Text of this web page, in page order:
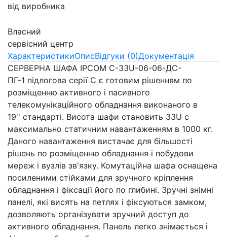
від виробника
Власний
сервісний центр
ХарактеристикиОписВідгуки (0)Документація
СЕРВЕРНА ШАФА IPCOM С-33U-06-06-ДС-
ПГ-1 підлогова серії С є готовим рішенням по
розміщенню активного і пасивного
телекомунікаційного обладнання виконаного в
19'' стандарті. Висота шафи становить 33U c
максимально статичним навантаженням в 1000 кг.
Даного навантаження вистачає для більшості
рішень по розміщенню обладнання і побудови
мереж і вузлів зв'язку. Комутаційна шафа оснащена
посиленими стійками для зручного кріплення
обладнання і фіксації його по глибині. Зручні знімні
панелі, які висять на петлях і фіксуються замком,
дозволяють організувати зручний доступ до
активного обладнання. Панель легко знімається і